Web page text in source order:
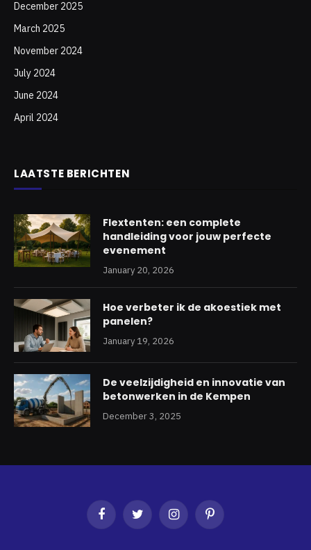
December 2025
March 2025
November 2024
July 2024
June 2024
April 2024
LAATSTE BERICHTEN
Flextenten: een complete
handleiding voor jouw perfecte
evenement
January 20, 2026
Hoe verbeter ik de akoestiek met
panelen?
January 19, 2026
De veelzijdigheid en innovatie van
betonwerken in de Kempen
December 3, 2025
FacebookTwitter InstagramPinterest